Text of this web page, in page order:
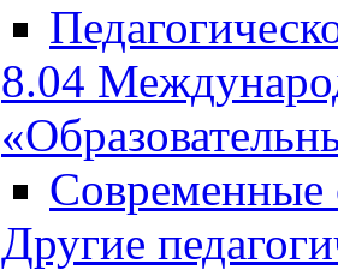
8.04
Современные
Другие